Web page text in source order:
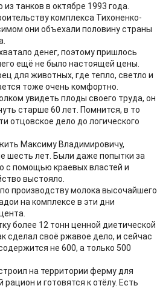
танков в октябре 1993 года.
комплекса Тихоненко-
они объехали половину страны
денег, поэтому пришлось
ещё не было настоящей цены.
для животных, где тепло, светло и
тоже очень комфортно.
увидеть плоды своего труда, он
старше 60 лет. Помнится, в то
отцовское дело до логического
Максиму Владимировичу,
шесть лет. Были даже попытки за
с помощью краевых властей и
выстояло.
производству молока высочайшего
на комплексе в эти дни
более 12 тонн ценной диетической
сделал своё ржавое дело, и сейчас
не 600, а только 500
на территории ферму для
и готовятся к отёлу. Есть